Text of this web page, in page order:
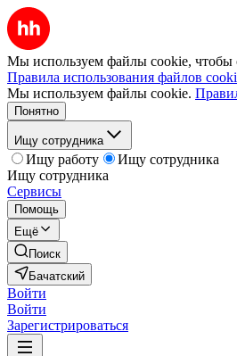
Мы используем файлы cookie, чтобы
Правила использования файлов
Мы используем файлы cookie.
Понятно
Ищу сотрудника
Ищу работу
Ищу сотрудника
Ищу сотрудника
Сервисы
Помощь
Ещё
Поиск
Бачатский
Войти
Войти
Зарегистрироваться